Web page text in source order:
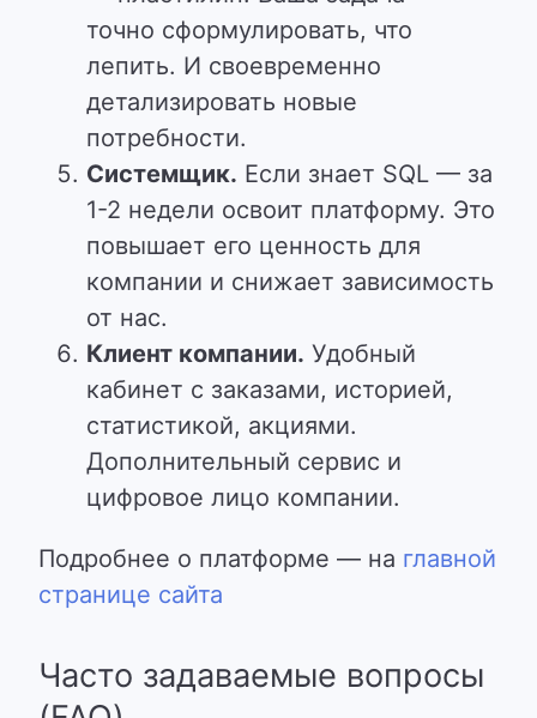
точно сформулировать, что
лепить. И своевременно
детализировать новые
потребности.
Системщик. Если знает SQL — за
1-2 недели освоит платформу. Это
повышает его ценность для
компании и снижает зависимость
от нас.
Клиент компании. Удобный
кабинет с заказами, историей,
статистикой, акциями.
Дополнительный сервис и
цифровое лицо компании.
Подробнее о платформе — на главной
странице сайта
Часто задаваемые вопросы